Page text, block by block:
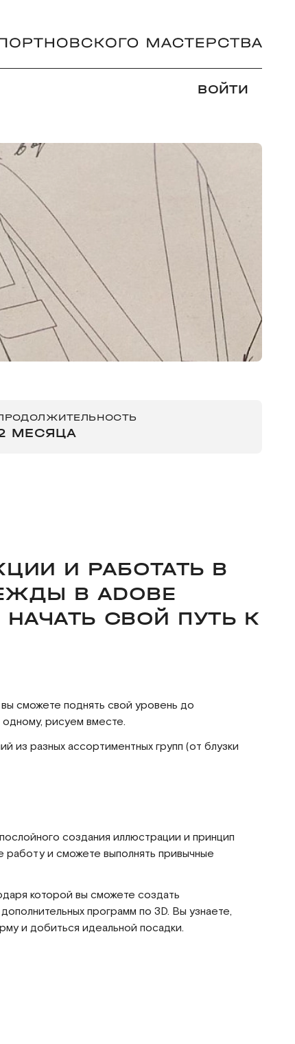
ВОЙТИ
МЕСЯЦА
И РАБОТАТЬ В
В ADOBE
НАЧАТЬ СВОЙ ПУТЬ К
сможете поднять свой уровень до
рисуем вместе.
из разных ассортиментных групп (от блузки
создания иллюстрации и принцип
и сможете выполнять привычные
которой вы сможете создать
программ по 3D. Вы узнаете,
и добиться идеальной посадки.